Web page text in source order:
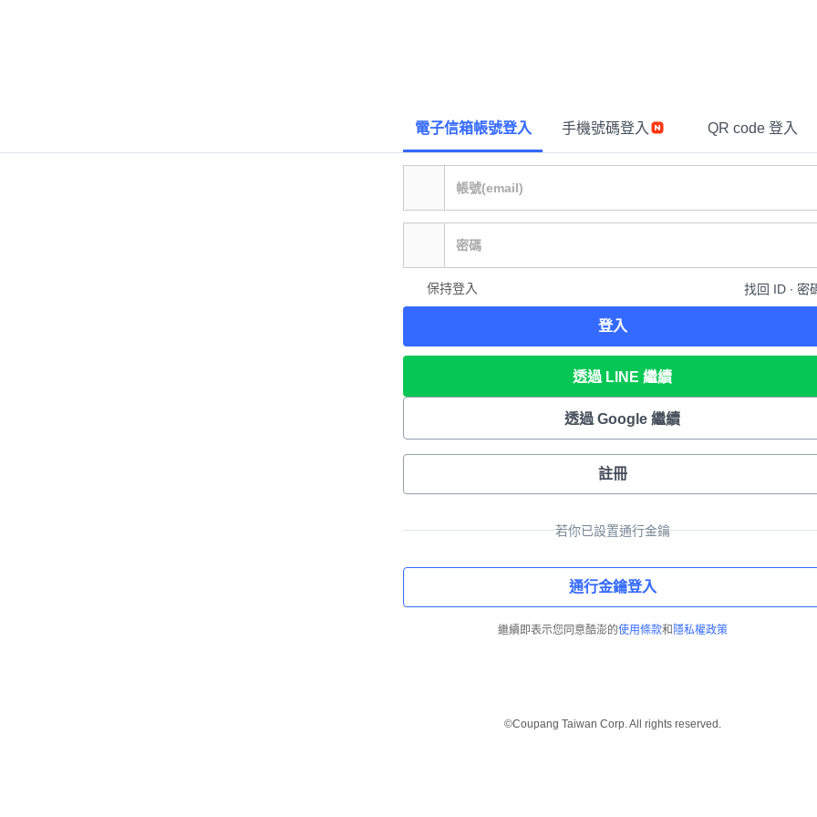
電子信箱帳號登入 手機號碼登入 QR code 登入
保持登入 找回 ID ∙ 密
登入
透過 LINE 繼續
透過 Google 繼續
註冊
若你已設置通行金鑰
通行金鑰登入
繼續即表示您同意酷澎的使用條款和 隱私權政策
©Coupang Taiwan Corp. All rights reserved.